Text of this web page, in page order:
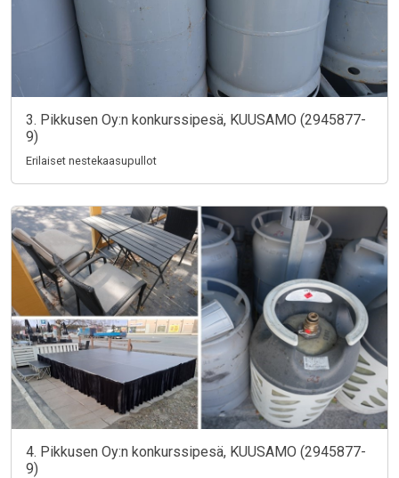
3. Pikkusen Oy:n konkurssipesä, KUUSAMO (2945877-
9)
Erilaiset nestekaasupullot
4. Pikkusen Oy:n konkurssipesä, KUUSAMO (2945877-
9)